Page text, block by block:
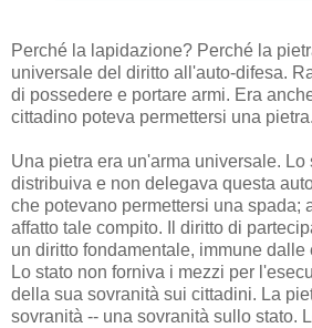
Perché la lapidazione? Perché la
universale del diritto all'auto-difesa.
di possedere e portare armi. Era
cittadino poteva permettersi una pietra.
Una pietra era un'arma universale. Lo
distribuiva e non delegava questa
che potevano permettersi una spada;
affatto tale compito. Il diritto di
un diritto fondamentale, immune
Lo stato non forniva i mezzi per
della sua sovranità sui cittadini. La
sovranità -- una sovranità sullo stato.